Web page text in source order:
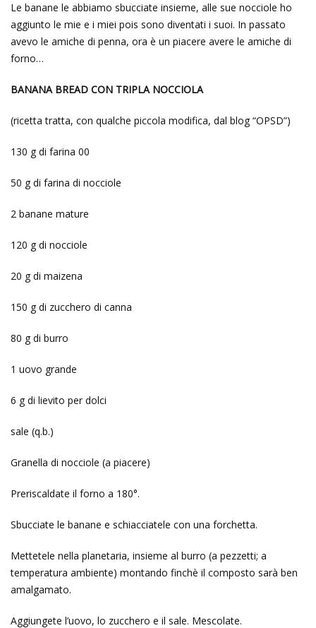
Le banane le abbiamo sbucciate insieme, alle sue nocciole ho
aggiunto le mie e i miei pois sono diventati i suoi. In passato
avevo le amiche di penna, ora è un piacere avere le amiche di
forno…
BANANA BREAD CON TRIPLA NOCCIOLA
(ricetta tratta, con qualche piccola modifica, dal blog “OPSD”)
130 g di farina 00
50 g di farina di nocciole
2 banane mature
120 g di nocciole
20 g di maizena
150 g di zucchero di canna
80 g di burro
1 uovo grande
6 g di lievito per dolci
sale (q.b.)
Granella di nocciole (a piacere)
Preriscaldate il forno a 180°.
Sbucciate le banane e schiacciatele con una forchetta.
Mettetele nella planetaria, insieme al burro (a pezzetti; a
temperatura ambiente) montando finchè il composto sarà ben
amalgamato.
Aggiungete l’uovo, lo zucchero e il sale. Mescolate.